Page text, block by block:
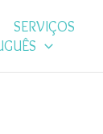
SERVIÇOS